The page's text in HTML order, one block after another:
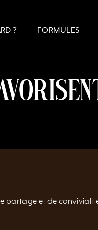
? FORMULES
partage et de